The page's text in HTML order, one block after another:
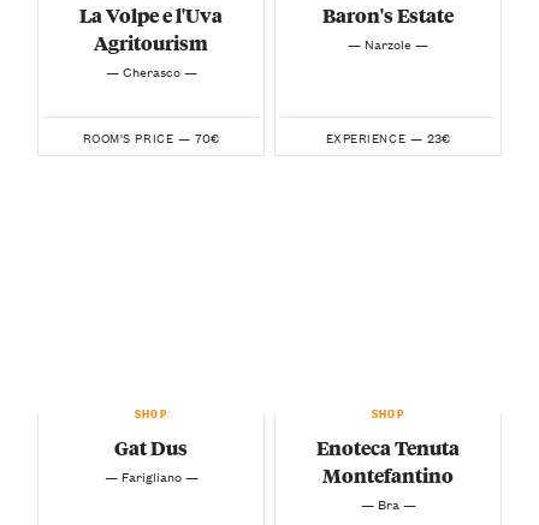
La Volpe e l'Uva
Agritourism
— Cherasco —
ROOM'S PRICE — 70€
Baron's Estate
— Narzole —
EXPERIENCE — 23€
SHOP
Gat Dus
— Farigliano —
SHOP
Enoteca Tenuta
Montefantino
— Bra —